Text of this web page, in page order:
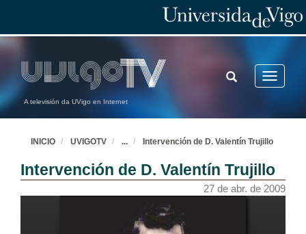
A televisión da UVigo en Internet
Toggle
TOGGLE
SEARCH
INICIO UVIGOTV ... Intervención de D. Valentín Trujillo
Intervención de D. Valentín Trujillo
27 de abr. de 2009